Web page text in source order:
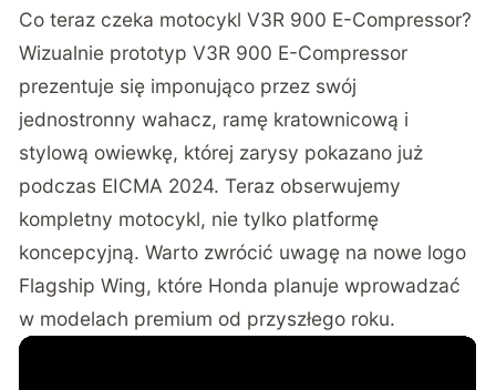
Co teraz czeka motocykl V3R 900 E-Compressor?
Wizualnie prototyp V3R 900 E-Compressor
prezentuje się imponująco przez swój
jednostronny wahacz, ramę kratownicową i
stylową owiewkę, której zarysy pokazano już
podczas EICMA 2024. Teraz obserwujemy
kompletny motocykl, nie tylko platformę
koncepcyjną. Warto zwrócić uwagę na nowe logo
Flagship Wing, które Honda planuje wprowadzać
w modelach premium od przyszłego roku.